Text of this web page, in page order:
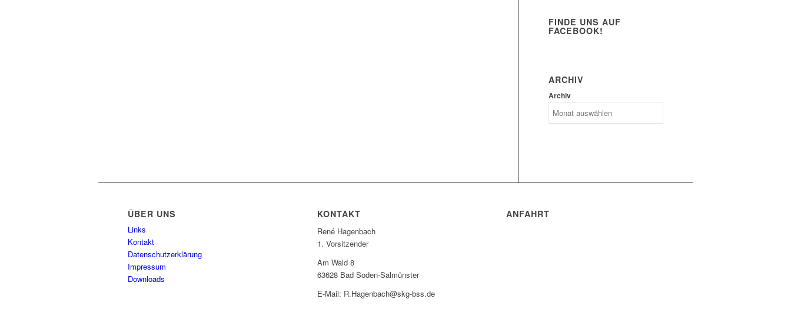
FINDE UNS AUF
FACEBOOK!
ARCHIV
Archiv
ÜBER UNS
Links
Kontakt
Datenschutzerklärung
Impressum
Downloads
KONTAKT
René Hagenbach
1. Vorsitzender
Am Wald 8
63628 Bad Soden-Salmünster
E-Mail: R.Hagenbach@skg-bss.de
ANFAHRT